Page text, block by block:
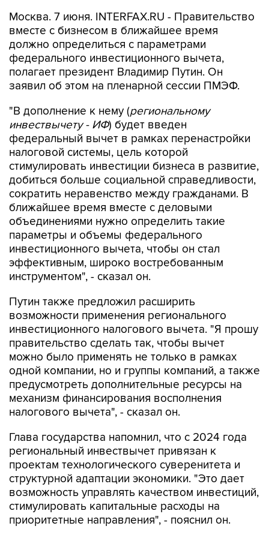
Москва. 7 июня. INTERFAX.RU - Правительство
вместе с бизнесом в ближайшее время
должно определиться с параметрами
федерального инвестиционного вычета,
полагает президент Владимир Путин. Он
заявил об этом на пленарной сессии ПМЭФ.
"В дополнение к нему (региональному
инвествычету - ИФ) будет введен
федеральный вычет в рамках перенастройки
налоговой системы, цель которой
стимулировать инвестиции бизнеса в развитие,
добиться больше социальной справедливости,
сократить неравенство между гражданами. В
ближайшее время вместе с деловыми
объединениями нужно определить такие
параметры и объемы федерального
инвестиционного вычета, чтобы он стал
эффективным, широко востребованным
инструментом", - сказал он.
Путин также предложил расширить
возможности применения регионального
инвестиционного налогового вычета. "Я прошу
правительство сделать так, чтобы вычет
можно было применять не только в рамках
одной компании, но и группы компаний, а также
предусмотреть дополнительные ресурсы на
механизм финансирования восполнения
налогового вычета", - сказал он.
Глава государства напомнил, что с 2024 года
региональный инвествычет привязан к
проектам технологического суверенитета и
структурной адаптации экономики. "Это дает
возможность управлять качеством инвестиций,
стимулировать капитальные расходы на
приоритетные направления", - пояснил он.